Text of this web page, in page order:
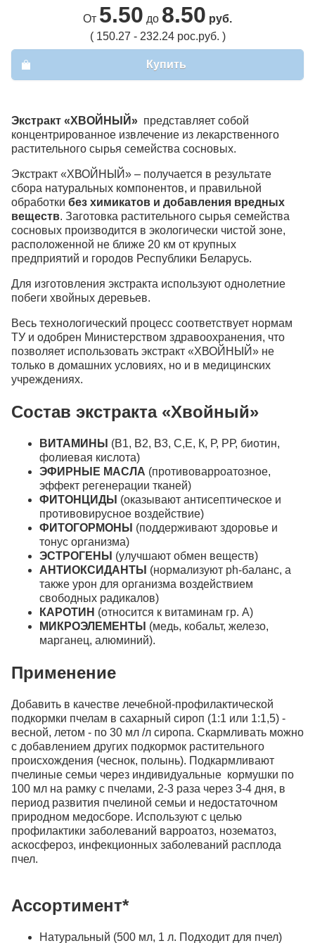
От 5.50 до 8.50 руб.
( 150.27 - 232.24 рос.руб. )
Купить
Экстракт «ХВОЙНЫЙ» представляет собой
концентрированное извлечение из лекарственного
растительного сырья семейства сосновых.
Экстракт «ХВОЙНЫЙ» – получается в результате
сбора натуральных компонентов, и правильной
обработки без химикатов и добавления вредных
веществ. Заготовка растительного сырья семейства
сосновых производится в экологически чистой зоне,
расположенной не ближе 20 км от крупных
предприятий и городов Республики Беларусь.
Для изготовления экстракта используют однолетние
побеги хвойных деревьев.
Весь технологический процесс соответствует нормам
ТУ и одобрен Министерством здравоохранения, что
позволяет использовать экстракт «ХВОЙНЫЙ» не
только в домашних условиях, но и в медицинских
учреждениях.
Состав экстракта «Хвойный»
ВИТАМИНЫ (В1, В2, В3, С,Е, К, Р, РР, биотин,
фолиевая кислота)
ЭФИРНЫЕ МАСЛА (противоварроатозное,
эффект регенерации тканей)
ФИТОНЦИДЫ (оказывают антисептическое и
противовирусное воздействие)
ФИТОГОРМОНЫ (поддерживают здоровье и
тонус организма)
ЭСТРОГЕНЫ (улучшают обмен веществ)
АНТИОКСИДАНТЫ (нормализуют ph-баланс, а
также урон для организма воздействием
свободных радикалов)
КАРОТИН (относится к витаминам гр. А)
МИКРОЭЛЕМЕНТЫ (медь, кобальт, железо,
марганец, алюминий).
Применение
Добавить в качестве лечебной-профилактической
подкормки пчелам в сахарный сироп (1:1 или 1:1,5) -
весной, летом - по 30 мл /л сиропа. Скармливать можно
с добавлением других подкормок растительного
происхождения (чеснок, полынь). Подкармливают
пчелиные семьи через индивидуальные кормушки по
100 мл на рамку с пчелами, 2-3 раза через 3-4 дня, в
период развития пчелиной семьи и недостаточном
природном медосборе. Используют с целью
профилактики заболеваний варроатоз, нозематоз,
аскосфероз, инфекционных заболеваний расплода
пчел.
Ассортимент*
Натуральный (500 мл, 1 л. Подходит для пчел)